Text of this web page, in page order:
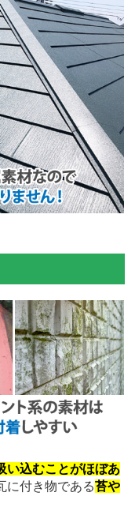
い込むことがほぼあ
に付き物である苔や